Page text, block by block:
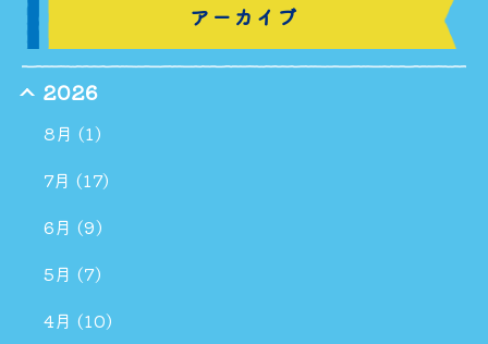
アーカイブ
2026
8月 (1)
7月 (17)
6月 (9)
5月 (7)
4月 (10)